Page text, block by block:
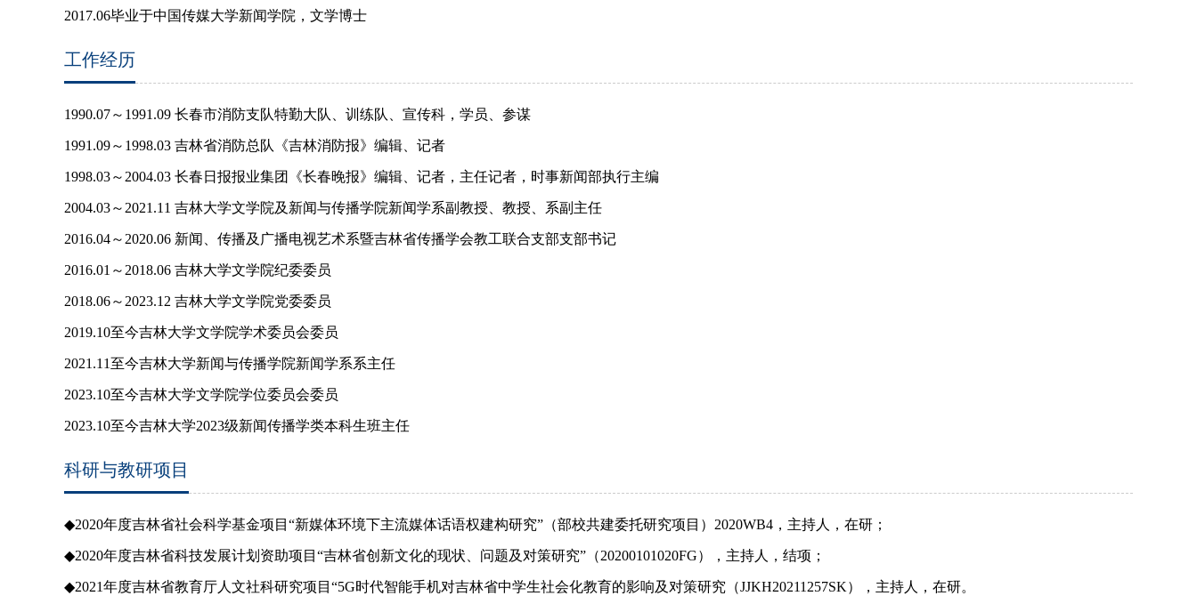
2017.06毕业于中国传媒大学新闻学院，文学博士
工作经历
1990.07～1991.09 长春市消防支队特勤大队、训练队、宣传科，学员、参谋
1991.09～1998.03 吉林省消防总队《吉林消防报》编辑、记者
1998.03～2004.03 长春日报报业集团《长春晚报》编辑、记者，主任记者，时事新闻部执行主编
2004.03～2021.11 吉林大学文学院及新闻与传播学院新闻学系副教授、教授、系副主任
2016.04～2020.06 新闻、传播及广播电视艺术系暨吉林省传播学会教工联合支部支部书记
2016.01～2018.06 吉林大学文学院纪委委员
2018.06～2023.12 吉林大学文学院党委委员
2019.10至今吉林大学文学院学术委员会委员
2021.11至今吉林大学新闻与传播学院新闻学系系主任
2023.10至今吉林大学文学院学位委员会委员
2023.10至今吉林大学2023级新闻传播学类本科生班主任
科研与教研项目
◆2020年度吉林省社会科学基金项目“新媒体环境下主流媒体话语权建构研究”（部校共建委托研究项目） 2020WB4 ，主持人，在研；
◆2020年度吉林省科技发展计划资助项目“吉林省创新文化的现状、问题及对策研究”（20200101020FG），主持人，结项；
◆2021年度吉林省教育厅人文社科研究项目“5G时代智能手机对吉林省中学生社会化教育的影响及对策研究（JJKH20211257SK），主持人，在研。